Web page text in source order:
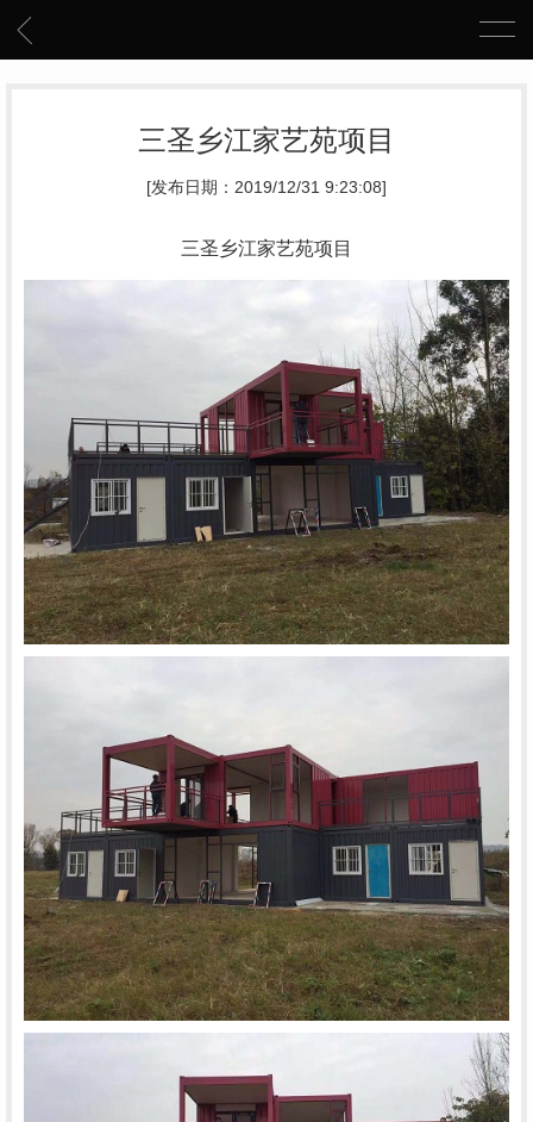
三圣乡江家艺苑项目
[发布日期：2019/12/31 9:23:08]
三圣乡江家艺苑项目